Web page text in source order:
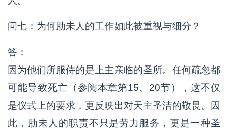
问七：为何肋未人的工作如此被重视与细分？
答：
因为他们所服侍的是上主亲临的圣所。任何疏忽都
可能导致死亡（参阅本章第15、20节），这不仅
是仪式上的要求，更反映出对天主圣洁的敬畏。因
此，肋未人的职责不只是劳力服务，更是一种圣